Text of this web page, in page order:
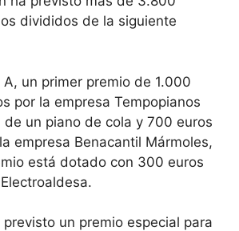
divididos de la siguiente
A, un primer premio de 1.000
por la empresa Tempopianos
de un piano de cola y 700 euros
empresa Benacantil Mármoles,
está dotado con 300 euros
un premio especial para